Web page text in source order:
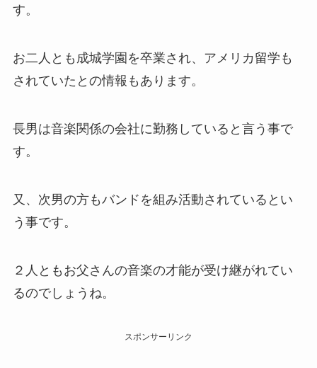
す。
お二人とも成城学園を卒業され、アメリカ留学も
されていたとの情報もあります。
長男は音楽関係の会社に勤務していると言う事で
す。
又、次男の方もバンドを組み活動されているとい
う事です。
２人ともお父さんの音楽の才能が受け継がれてい
るのでしょうね。
スポンサーリンク